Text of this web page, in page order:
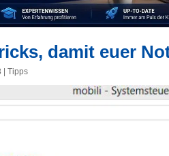
damit euer
Tipps